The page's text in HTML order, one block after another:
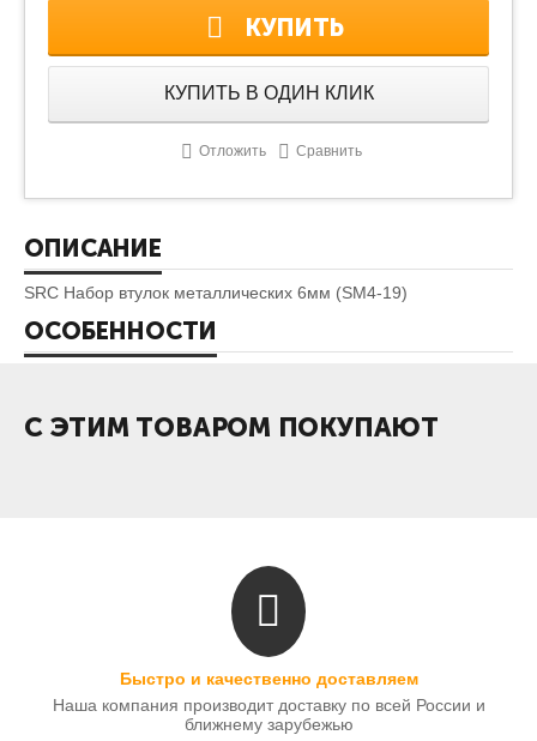
КУПИТЬ
КУПИТЬ В ОДИН КЛИК
Отложить Сравнить
ОПИСАНИЕ
SRC Набор втулок металлических 6мм (SM4-19)
ОСОБЕННОСТИ
С ЭТИМ ТОВАРОМ ПОКУПАЮТ
Быстро и качественно доставляем
Наша компания производит доставку по всей России и
ближнему зарубежью